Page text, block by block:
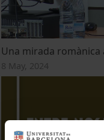
Una mirada romànica
8 May, 2024